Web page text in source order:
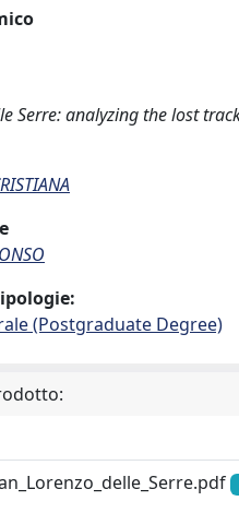
Serre: analyzing the lost
(Postgraduate Degree)